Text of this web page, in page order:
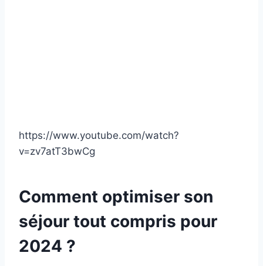
https://www.youtube.com/watch?
v=zv7atT3bwCg
Comment optimiser son
séjour tout compris pour
2024 ?